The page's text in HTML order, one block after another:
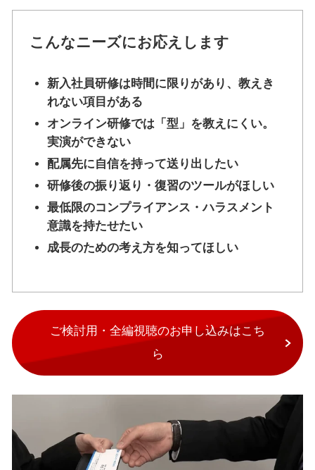
こんなニーズにお応えします
新入社員研修は時間に限りがあり、教えき
れない項目がある
オンライン研修では「型」を教えにくい。
実演ができない
配属先に自信を持って送り出したい
研修後の振り返り・復習のツールがほしい
最低限のコンプライアンス・ハラスメント
意識を持たせたい
成長のための考え方を知ってほしい
ご検討用・全編視聴のお申し込みはこち
ら